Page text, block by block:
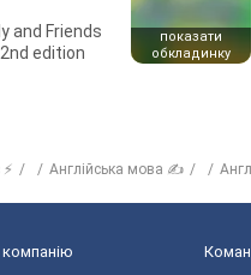
and Friends
edition
показати
обкладинку
Англійська мова ✍